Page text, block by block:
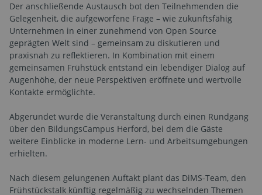
Der anschließende Austausch bot den Teilnehmenden die
Gelegenheit, die aufgeworfene Frage – wie zukunftsfähig
Unternehmen in einer zunehmend von Open Source
geprägten Welt sind – gemeinsam zu diskutieren und
praxisnah zu reflektieren. In Kombination mit einem
gemeinsamen Frühstück entstand ein lebendiger Dialog auf
Augenhöhe, der neue Perspektiven eröffnete und wertvolle
Kontakte ermöglichte.
Abgerundet wurde die Veranstaltung durch einen Rundgang
über den BildungsCampus Herford, bei dem die Gäste
weitere Einblicke in moderne Lern- und Arbeitsumgebungen
erhielten.
Nach diesem gelungenen Auftakt plant das DiMS-Team, den
Frühstückstalk künftig regelmäßig zu wechselnden Themen